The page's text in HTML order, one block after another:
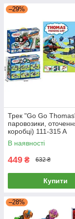
–29%
Трек "Go Go
паровозики,
коробці) 111-315 A
В наявності
449 ₴ 632 ₴
Купити
–28%